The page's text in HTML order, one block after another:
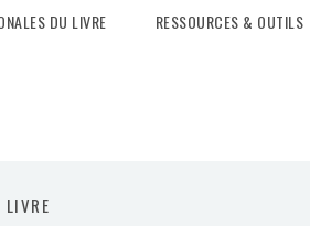
DU LIVRE RESSOURCES & OUTILS
LIVRE